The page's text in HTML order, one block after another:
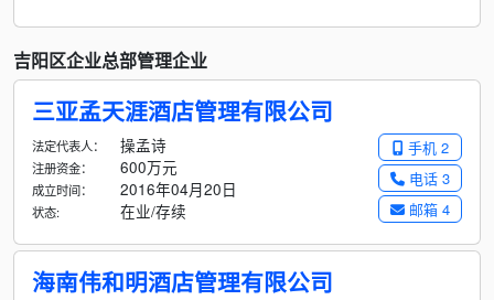
吉阳区企业总部管理企业
三亚孟天涯酒店管理有限公司
手机 2
电话 3
邮箱 4
法定代表人： 操孟诗
注册资金： 600万元
成立时间： 2016年04月20日
状态: 在业/存续
海南伟和明酒店管理有限公司